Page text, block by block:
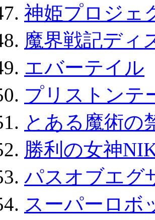
神姫プロジェ
魔界戦記ディ
エバーテイル
プリストンテ
とある魔術の
勝利の女神
パスオブエグ
スーパーロボ